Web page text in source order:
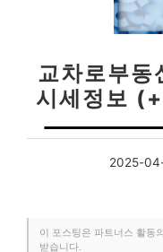
교차로부
시세정보
2025-
이 포스팅은 파트너스 활동
받습니다.